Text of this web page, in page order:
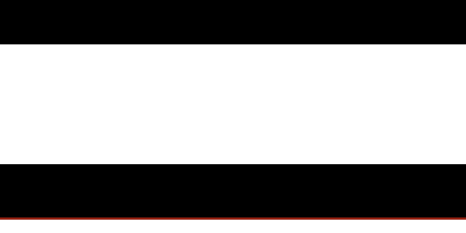
przy wyborze profilu, szyb i okuć